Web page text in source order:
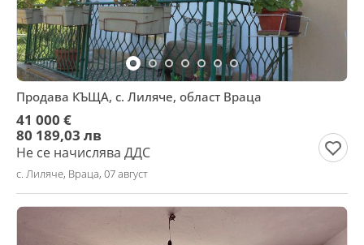
Продава КЪЩА, с. Лиляче, област Враца
41 000 €
80 189,03 лв
Не се начислява ДДС
с. Лиляче, Враца, 07 август